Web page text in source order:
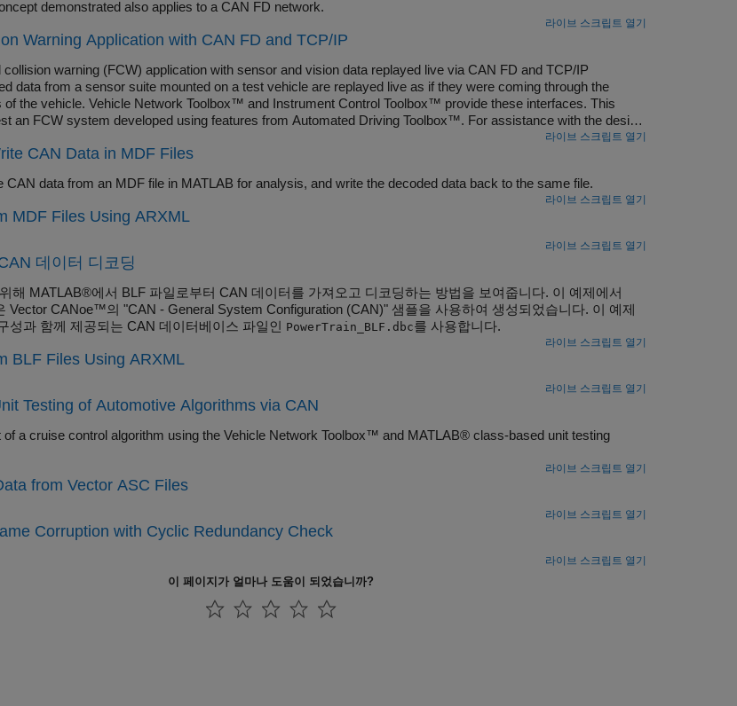
demonstrated also applies to a CAN FD network.
라이브 스크립트 열기
Warning Application with CAN FD and TCP/IP
warning (FCW) application with sensor and vision data replayed live via CAN FD and TCP/IP
data from a sensor suite mounted on a test vehicle are replayed live as if they were coming through the
of the vehicle. Vehicle Network Toolbox™ and Instrument Control Toolbox™ provide these interfaces. This
an FCW system developed using features from Automated Driving Toolbox™. For assistance with the design
of actual FCW algorithms, refer to the example Forward Collision Warning Using Sensor Fusion (Automated
라이브 스크립트 열기
CAN Data in MDF Files
CAN data from an MDF file in MATLAB for analysis, and write the decoded data back to the same file.
라이브 스크립트 열기
MDF Files Using ARXML
라이브 스크립트 열기
데이터 디코딩
해 MATLAB®에서 BLF 파일로부터 CAN 데이터를 가져오고 디코딩하는 방법을 보여줍니다. 이 예제에서
Vector CANoe™의 "CAN - General System Configuration (CAN)" 샘플을 사용하여 생성되었습니다. 이 예제
성과 함께 제공되는 CAN 데이터베이스 파일인 PowerTrain_BLF.dbc를 사용합니다.
라이브 스크립트 열기
BLF Files Using ARXML
라이브 스크립트 열기
Testing of Automotive Algorithms via CAN
of a cruise control algorithm using the Vehicle Network Toolbox™ and MATLAB® class-based unit testing
라이브 스크립트 열기
from Vector ASC Files
라이브 스크립트 열기
Corruption with Cyclic Redundancy Check
라이브 스크립트 열기
이 페이지가 얼마나 도움이 되었습니까?